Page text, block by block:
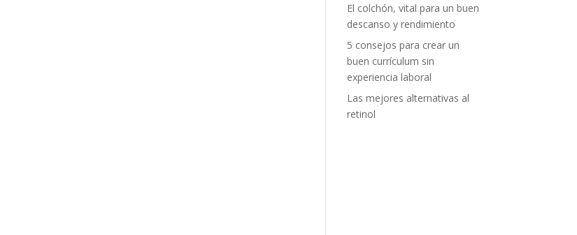
El colchón, vital para un buen
descanso y rendimiento
5 consejos para crear un
buen currículum sin
experiencia laboral
Las mejores alternativas al
retinol